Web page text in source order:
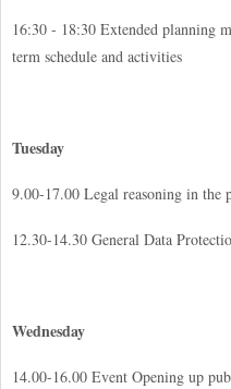
16:30 - 18:30 Extended planning
term schedule and activities
Tuesday
9.00-17.00 Legal reasoning in the
12.30-14.30 General Data
Wednesday
14.00-16.00 Event Opening up